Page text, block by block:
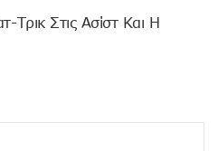
Τρικ Στις Ασίστ Και Η